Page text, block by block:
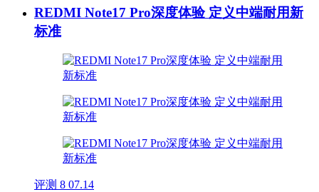
REDMI Note17 Pro深度体验 定义中端耐用新
标准
评测 8 07.14